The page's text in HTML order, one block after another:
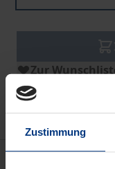
Zustimmung
Zur
Hinweise zu
Beschreibung